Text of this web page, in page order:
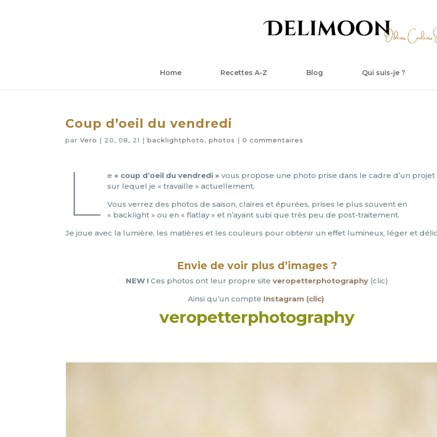
Home Recettes A-Z Blog Qui suis-je ?
Coup d’oeil du vendredi
parVero | 20, 08, 21 |backlightphoto,photos |0 commentaires
L e « coup d’oeil du vendredi » vous propose une photo prise dans le cadre d’un projet
sur lequel je « travaille » actuellement.
Vous verrez des photos de saison, claires et épurées, prises le plus souvent en
« backlight » ou en « flatlay » et n’ayant subi que très peu de post-traitement.
Je joue avec la lumière, les matières et les couleurs pour obtenir un effet lumineux, léger et
Envie de voir plus d’images ?
NEW ! Ces photos ont leur propre site veropetterphotography(clic)
Ainsi qu’un compte Instagram (clic)
veropetterphotography